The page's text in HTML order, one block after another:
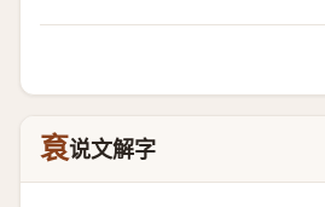
袬说文解字